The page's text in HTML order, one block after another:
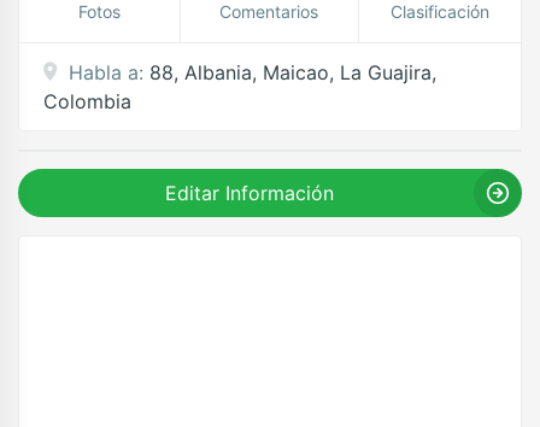
Fotos Comentarios Clasificación
Habla a: 88, Albania, Maicao, La Guajira,
Colombia
Editar Información